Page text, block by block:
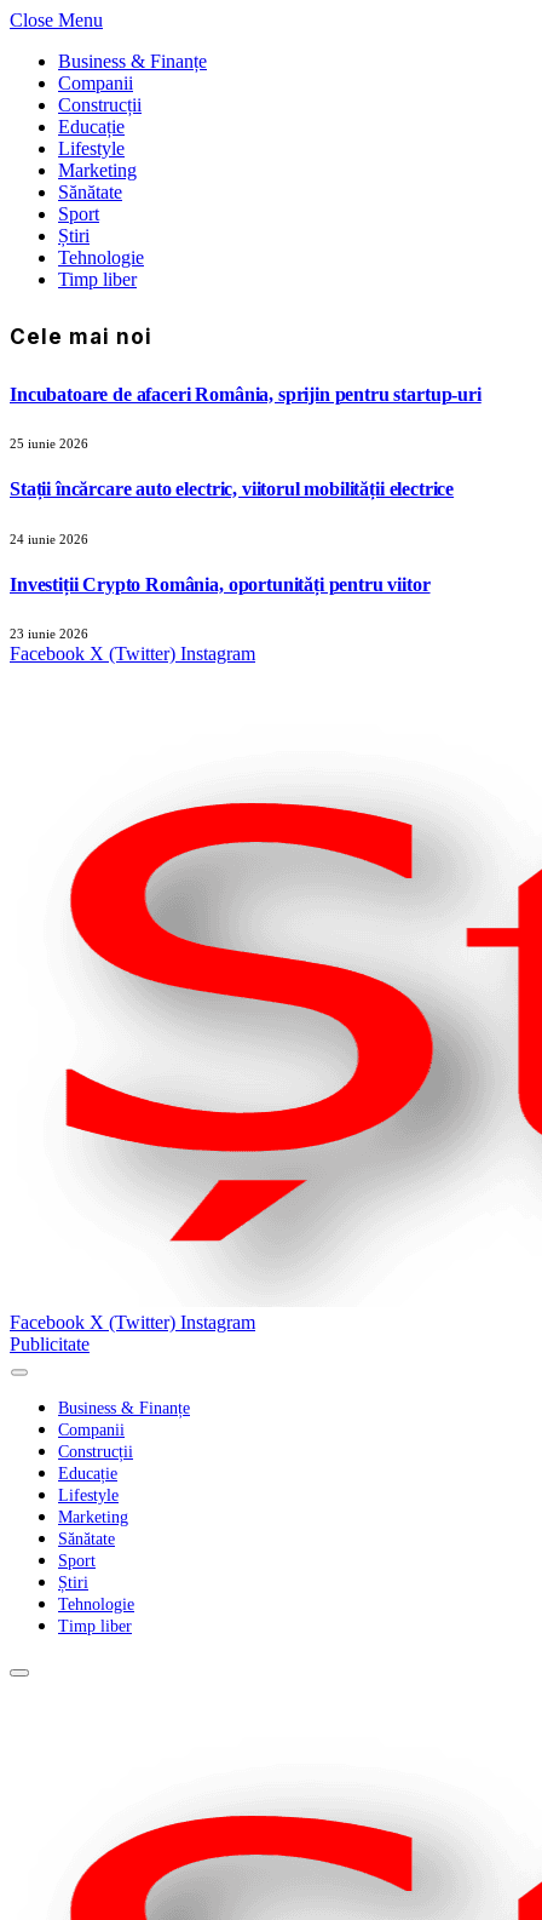
Close Menu
Business & Finanțe
Companii
Construcții
Educație
Lifestyle
Marketing
Sănătate
Sport
Știri
Tehnologie
Timp liber
Cele mai noi
Incubatoare de afaceri România, sprijin pentru startup-uri
25 iunie 2026
Stații încărcare auto electric, viitorul mobilității electrice
24 iunie 2026
Investiții Crypto România, oportunități pentru viitor
23 iunie 2026
Facebook X (Twitter) Instagram
Facebook X (Twitter) Instagram
Publicitate
Business & Finanțe
Companii
Construcții
Educație
Lifestyle
Marketing
Sănătate
Sport
Știri
Tehnologie
Timp liber